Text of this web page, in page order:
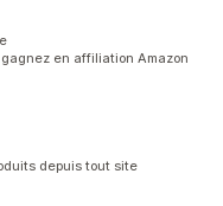
en affiliation Amazon
depuis tout site